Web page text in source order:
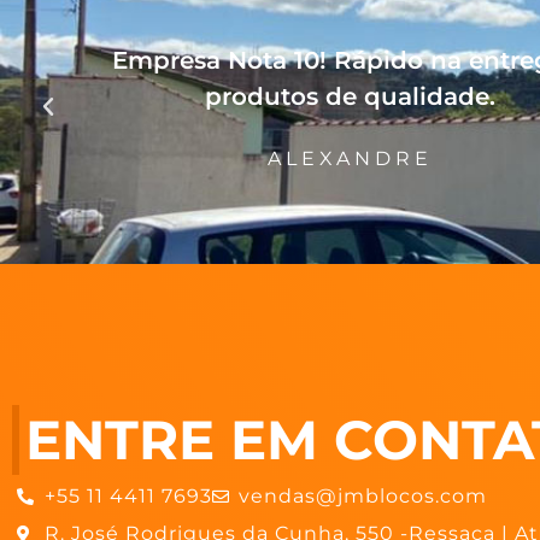
Empresa Nota 10! Rápido na
produtos de qualidade.
ALEXANDRE
ENTRE EM
+55 11 4411 7693
vendas@jmblocos.com
R. José Rodrigues da Cunha, 550 -Ressaca |